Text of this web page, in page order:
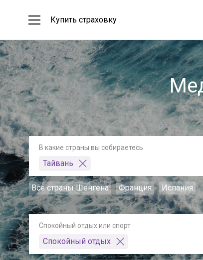
Купить страховку
В какие страны вы собираетесь
Тайвань
Все страны Шенгена Франция Испания
Спокойный отдых или спорт
Спокойный отдых